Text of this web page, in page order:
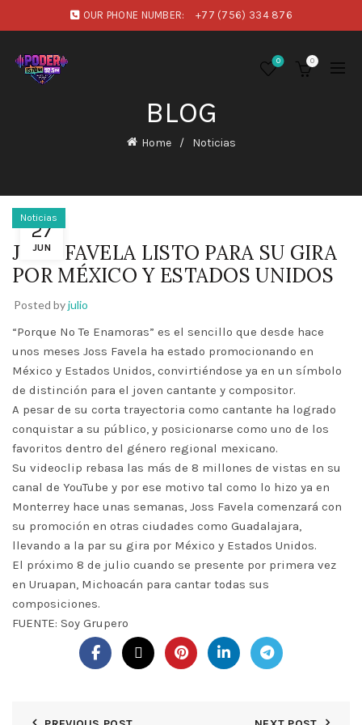
OUR PHONE NUMBER: +77 (756) 334 876
0 0
BLOG
Home Noticias
27
JUN
Noticias
JOSS FAVELA LISTO PARA SU GIRA
POR MÉXICO Y ESTADOS UNIDOS
Posted byjulio
“Porque No Te Enamoras” es el sencillo que desde hace
unos meses Joss Favela ha estado promocionando en
México y Estados Unidos, convirtiéndose ya en un símbolo
de distinción para el joven cantante y compositor.
A pesar de su corta trayectoria como cantante ha logrado
conquistar a su público, y posicionarse como uno de los
favoritos dentro del género regional mexicano.
Su videoclip rebasa las más de 8 millones de vistas en su
canal de YouTube y por ese motivo tal como lo hizo ya en
Monterrey hace unas semanas, Joss Favela comenzará con
su promoción en otras ciudades como Guadalajara,
llevando a la par su gira por México y Estados Unidos.
El próximo 8 de julio cuando se presente por primera vez
en Uruapan, Michoacán para cantar todas sus
composiciones.
FUENTE: Soy Grupero